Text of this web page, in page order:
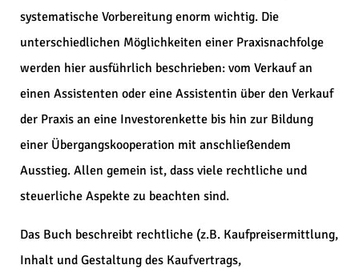
systematische Vorbereitung enorm wichtig. Die
unterschiedlichen Möglichkeiten einer Praxisnachfolge
werden hier ausführlich beschrieben: vom Verkauf an
einen Assistenten oder eine Assistentin über den Verkauf
der Praxis an eine Investorenkette bis hin zur Bildung
einer Übergangskooperation mit anschließendem
Ausstieg. Allen gemein ist, dass viele rechtliche und
steuerliche Aspekte zu beachten sind.
Das Buch beschreibt rechtliche (z.B. Kaufpreisermittlung,
Inhalt und Gestaltung des Kaufvertrags,